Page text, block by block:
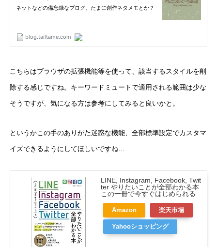
こちらはブラウザの拡張機能等を使って、該当するスタイルを削
除する感じですね。キーワードミュートで適用される範囲は少な
そうですが、気になる方は参考にしてみると良いかと。
というかこの手のありがた迷惑な機能、全部標準設定でカスタマ
イズできるようにしてほしいですね…
LINE, Instagram, Facebook, Twit
ter やりたいことが全部わかる本
この一冊で今すぐはじめられる
Amazon 楽天市場
Yahooショッピング